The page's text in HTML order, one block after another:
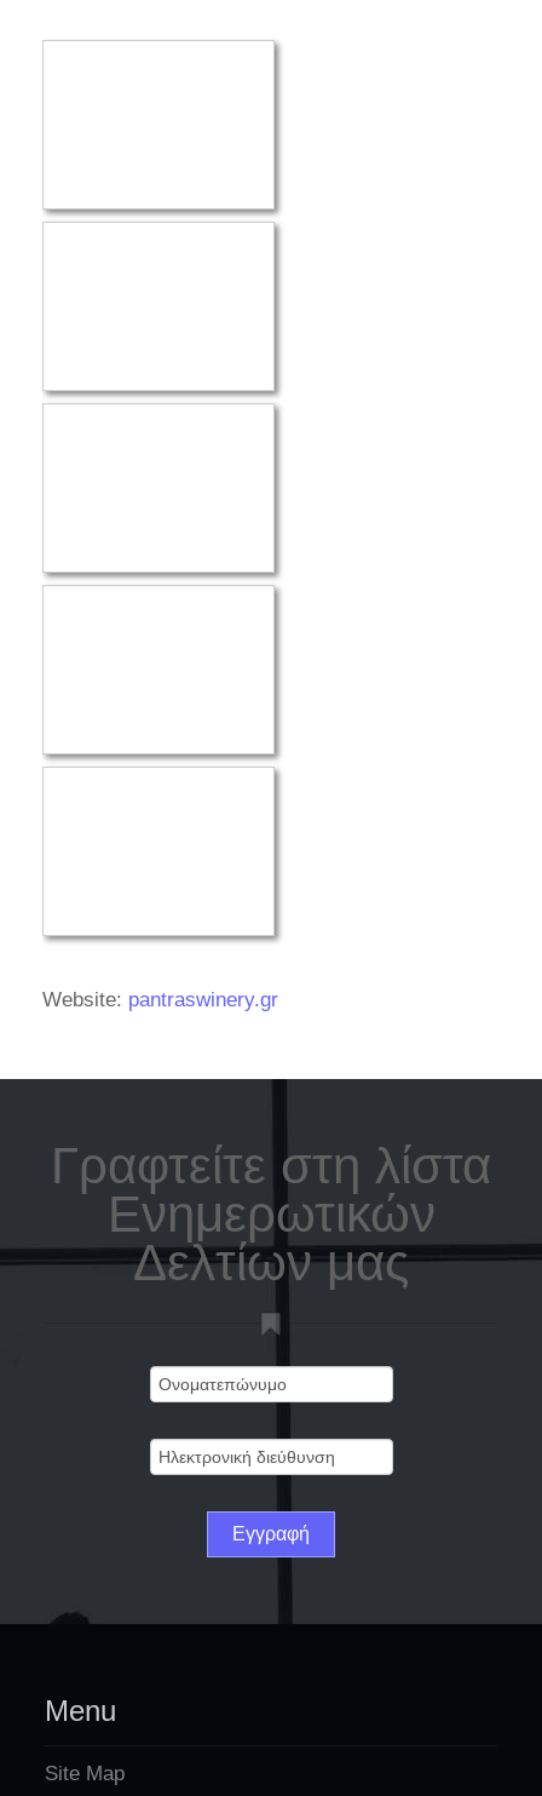
Website: pantraswinery.gr
Γραφτείτε στη λίστα
Ενημερωτικών
Δελτίων μας
Menu
Site Map